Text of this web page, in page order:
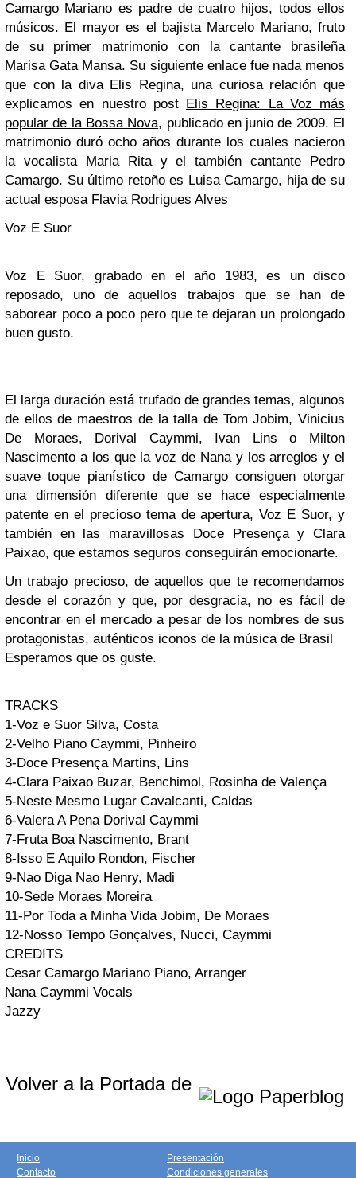
Camargo Mariano es padre de cuatro hijos, todos ellos
músicos. El mayor es el bajista Marcelo Mariano, fruto
de su primer matrimonio con la cantante brasileña
Marisa Gata Mansa. Su siguiente enlace fue nada menos
que con la diva Elis Regina, una curiosa relación que
explicamos en nuestro post Elis Regina: La Voz más
popular de la Bossa Nova, publicado en junio de 2009. El
matrimonio duró ocho años durante los cuales nacieron
la vocalista Maria Ritay el también cantante Pedro
Camargo. Su último retoño es Luisa Camargo, hija de su
actual esposa Flavia Rodrigues Alves
Voz E Suor
Voz E Suor, grabado en el año 1983, es un disco
reposado, uno de aquellos trabajos que se han de
saborear poco a poco pero que te dejaran un prolongado
buen gusto.
El larga duración está trufado de grandes temas, algunos
de ellos de maestros de la talla de Tom Jobim, Vinicius
De Moraes, Dorival Caymmi, Ivan Lins o Milton
Nascimento a los que la voz de Nanay los arreglos y el
suave toque pianístico de Camargoconsiguen otorgar
una dimensión diferente que se hace especialmente
patente en el precioso tema de apertura,Voz E Suor, y
también en las maravillosas Doce PresençayClara
Paixao, que estamos seguros conseguirán emocionarte.
Un trabajo precioso, de aquellos que te recomendamos
desde el corazón y que, por desgracia, no es fácil de
encontrar en el mercado a pesar de los nombres de sus
protagonistas, auténticos iconos de la música de Brasil
Esperamos que os guste.
TRACKS
1-Voz e Suor Silva, Costa
2-Velho Piano Caymmi, Pinheiro
3-Doce PresençaMartins, Lins
4-Clara Paixao Buzar, Benchimol, Rosinha de Valença
5-Neste Mesmo Lugar Cavalcanti, Caldas
6-Valera A PenaDorival Caymmi
7-Fruta BoaNascimento, Brant
8-Isso E Aquilo Rondon, Fischer
9-Nao Diga Nao Henry, Madi
10-Sede Moraes Moreira
11-Por Toda a Minha VidaJobim, De Moraes
12-Nosso Tempo Gonçalves, Nucci, Caymmi
CREDITS
Cesar Camargo Mariano Piano, Arranger
Nana Caymmi Vocals
Jazzy
Volver a la Portada de
Inicio
Contacto
Presentación
Condiciones generales